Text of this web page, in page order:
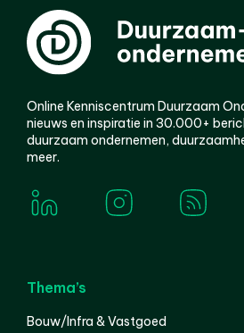
Online Kenniscentrum Duurzaam
nieuws en inspiratie in 30.000+
duurzaam ondernemen,
meer.
Thema’s
Bouw/Infra & Vastgoed